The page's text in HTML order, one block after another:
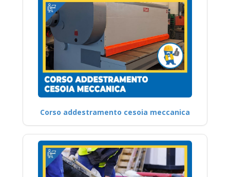
Corso addestramento cesoia meccanica